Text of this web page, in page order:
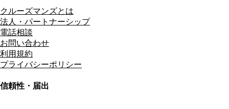
クルーズマンズとは
法人・パートナーシップ
電話相談
お問い合わせ
利用規約
プライバシーポリシー
信頼性・届出